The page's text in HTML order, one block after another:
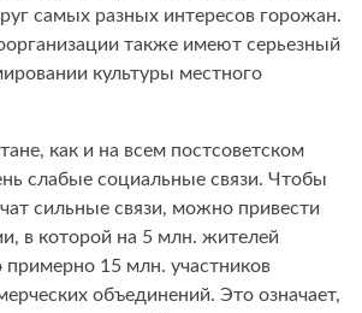
самых разных интересов горожан.
также имеют серьезный
культуры местного
как и на всем постсоветском
слабые социальные связи. Чтобы
сильные связи, можно привести
в которой на 5 млн. жителей
примерно 15 млн. участников
объединений. Это означает,